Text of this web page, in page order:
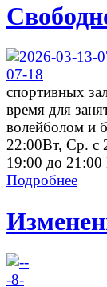
спортивных
время для
волейболом
22:00Вт, Ср. с
19:00 до
Подробнее